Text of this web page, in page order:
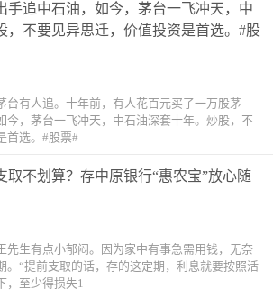
手追中石油，如今，茅台一飞冲天，中
，不要见异思迁，价值投资是首选。#股
台有人追。十年前，有人花百元买了一万股茅
今，茅台一飞冲天，中石油深套十年。炒股，不
首选。#股票#
取不划算？存中原银行“惠农宝”放心随
先生有点小郁闷。因为家中有事急需用钱，无奈
。“提前支取的话，存的这定期，利息就要按照活
，至少得损失1